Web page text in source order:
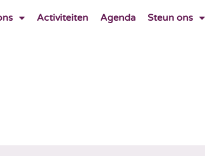
Activiteiten Agenda Steun ons